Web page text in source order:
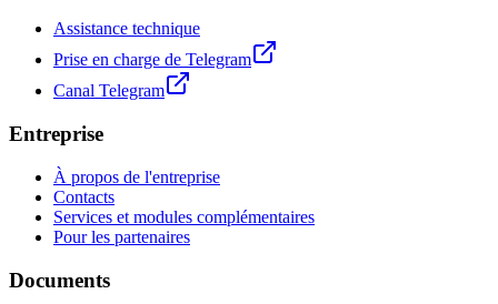
Assistance technique
Prise en charge de Telegram
Canal Telegram
Entreprise
À propos de l'entreprise
Contacts
Services et modules complémentaires
Pour les partenaires
Documents